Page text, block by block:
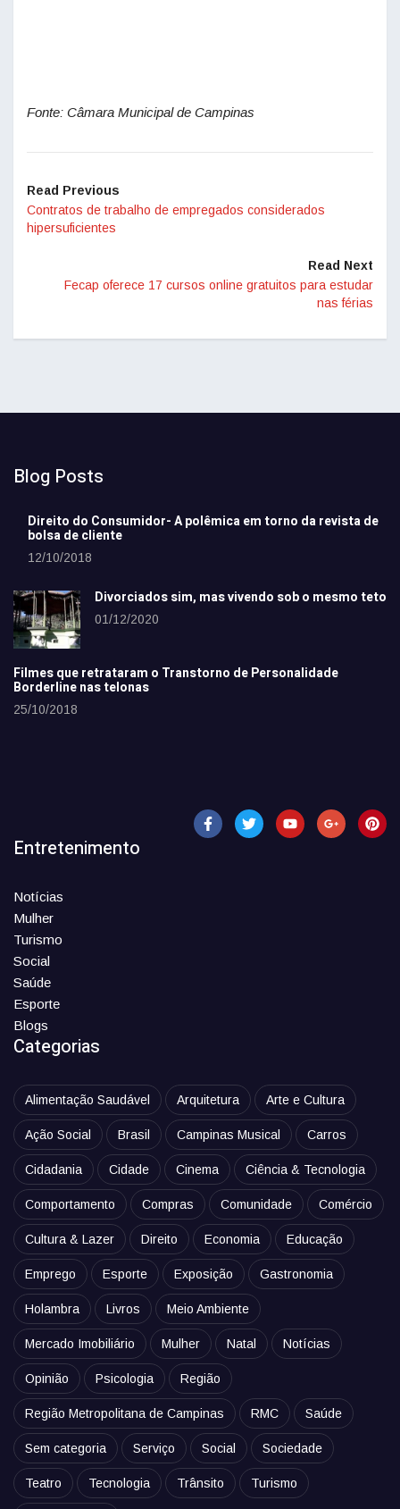
Fonte: Câmara Municipal de Campinas
Read Previous
Contratos de trabalho de empregados considerados
hipersuficientes
Read Next
Fecap oferece 17 cursos online gratuitos para estudar
nas férias
Blog Posts
Direito do Consumidor- A polêmica em torno da revista de
bolsa de cliente
12/10/2018
Divorciados sim, mas vivendo sob o mesmo teto
01/12/2020
Filmes que retrataram o Transtorno de Personalidade
Borderline nas telonas
25/10/2018
Entretenimento
Notícias
Mulher
Turismo
Social
Saúde
Esporte
Blogs
Categorias
Alimentação Saudável Arquitetura Arte e Cultura
Ação Social Brasil Campinas Musical Carros
Cidadania Cidade Cinema Ciência & Tecnologia
Comportamento Compras Comunidade Comércio
Cultura & Lazer Direito Economia Educação
Emprego Esporte Exposição Gastronomia
Holambra Livros Meio Ambiente
Mercado Imobiliário Mulher Natal Notícias
Opinião Psicologia Região
Região Metropolitana de Campinas RMC Saúde
Sem categoria Serviço Social Sociedade
Teatro Tecnologia Trânsito Turismo